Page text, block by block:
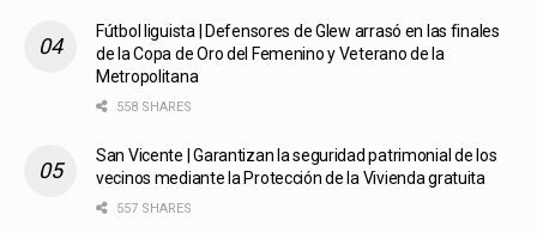
Fútbol liguista | Defensores de Glew arrasó en las finales
de la Copa de Oro del Femenino y Veterano de la
Metropolitana
558 SHARES
San Vicente | Garantizan la seguridad patrimonial de los
vecinos mediante la Protección de la Vivienda gratuita
557 SHARES